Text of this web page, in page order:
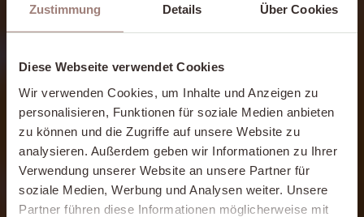
Zustimmung Details Über Cookies
Diese Webseite verwendet Cookies
Wir verwenden Cookies, um Inhalte und Anzeigen zu
personalisieren, Funktionen für soziale Medien anbieten
zu können und die Zugriffe auf unsere Website zu
analysieren. Außerdem geben wir Informationen zu Ihrer
Verwendung unserer Website an unsere Partner für
soziale Medien, Werbung und Analysen weiter. Unsere
Partner führen diese Informationen möglicherweise mit